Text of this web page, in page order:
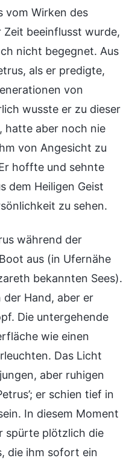
vom Wirken des
Zeit beeinflusst wurde,
nicht begegnet. Aus
als er predigte,
von
wusste er zu dieser
hatte aber noch nie
von Angesicht zu
hoffte und sehnte
dem Heiligen Geist
zu sehen.
während der
aus (in Ufernähe
bekannten Sees).
Hand, aber er
Die untergehende
wie einen
Das Licht
aber ruhigen
er schien tief in
In diesem Moment
spürte plötzlich die
die ihm sofort ein